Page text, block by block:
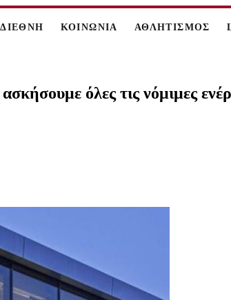
ΔΙΕΘΝΗ ΚΟΙΝΩΝΙΑ ΑΘΛΗΤΙΣΜΟΣ
όλες τις νόμιμες